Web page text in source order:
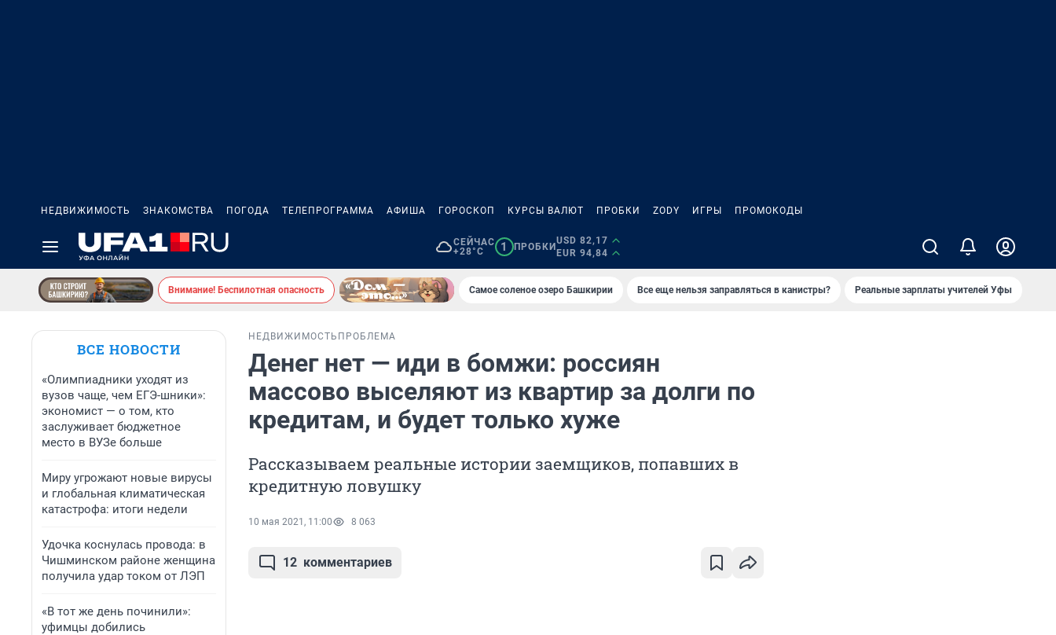
НЕДВИЖИМОСТЬ ЗНАКОМСТВА ПОГОДА ТЕЛЕПРОГРАММА АФИША ГОРОСКОП КУРСЫ ВАЛЮТ ПРОБКИ ZODY ИГРЫ ПРОМОКОДЫ
СЕЙЧАС
+28°C
1 ПРОБКИ
USD 82,17
EUR 94,84
Внимание! Беспилотная опасность Самое соленое озеро Башкирии Все еще нельзя заправляться в канистры? Реальные зарплаты учителей Уфы
ВСЕ НОВОСТИ
«Олимпиадники уходят из
вузов чаще, чем ЕГЭ-шники»:
экономист — о том, кто
заслуживает бюджетное
место в ВУЗе больше
Миру угрожают новые вирусы
и глобальная климатическая
катастрофа: итоги недели
Удочка коснулась провода: в
Чишминском районе женщина
получила удар током от ЛЭП
«В тот же день починили»:
уфимцы добились
НЕДВИЖИМОСТЬ ПРОБЛЕМА
Денег нет — иди в бомжи: россиян
массово выселяют из квартир за долги по
кредитам, и будет только хуже
Рассказываем реальные истории заемщиков, попавших в
кредитную ловушку
10 мая 2021, 11:00 8 063
12 комментариев